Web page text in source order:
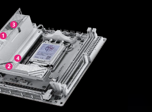
Kombi-Lüfter Anschluss ist
Element, das sowohl
Pumpen- als auch als
funktioniert. Der
erkennt automatisch, ob
eine Pumpe oder einen
Lüfter handelt, durch die
graue Farbe ist
Einstellungen sind eine
Anwendung zur
der Lüftereinstellungen
MSI-Produkte. Es sorgt für
Kühlleistung und
für deinen
PC und bietet Kompatibilität
DC-Lüftern und Pumpen,
Optionen und eine